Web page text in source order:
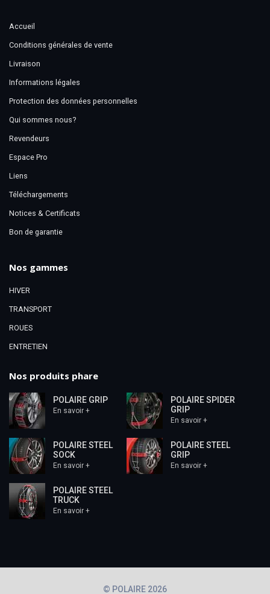
Accueil
Conditions générales de vente
Livraison
Informations légales
Protection des données personnelles
Qui sommes nous?
Revendeurs
Espace Pro
Liens
Téléchargements
Notices & Certificats
Bon de garantie
Nos gammes
HIVER
TRANSPORT
ROUES
ENTRETIEN
Nos produits phare
POLAIRE GRIP
En savoir +
POLAIRE SPIDER
GRIP
En savoir +
POLAIRE STEEL
SOCK
En savoir +
POLAIRE STEEL
GRIP
En savoir +
POLAIRE STEEL
TRUCK
En savoir +
© POLAIRE 2026